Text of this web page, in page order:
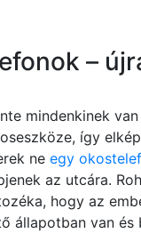
–
mindenkinek
így
ne egy
az utcára.
hogy az
állapotban van és